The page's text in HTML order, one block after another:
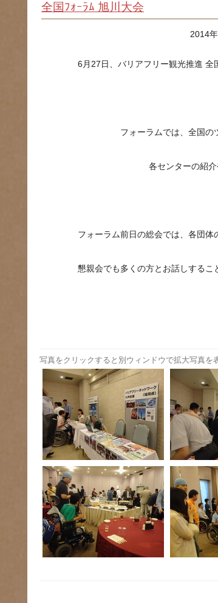
全国ﾌｫｰﾗﾑ 旭川大会
2014
6月27日、バリアフリー観光推進 全
フォーラムでは、全国の
各センターの紹介
フォーラム前日の総会では、各団体
懇親会でも多くの方とお話しするこ
写真をクリックすると別ウィンドウで拡大写真を